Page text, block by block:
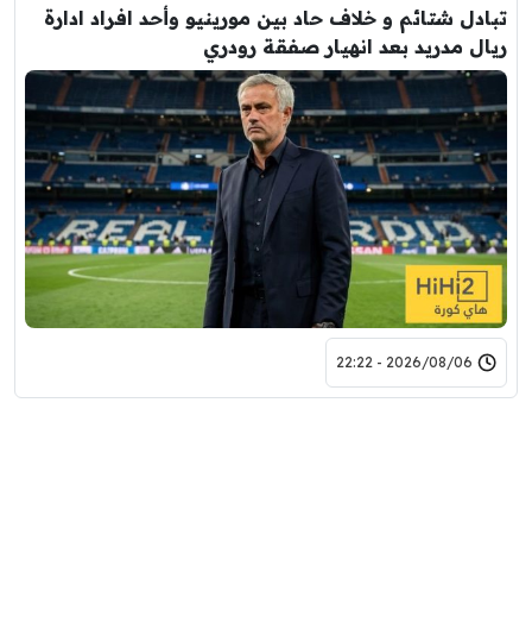
تبادل شتائم و خلاف حاد بين مورينيو وأحد افراد ادارة
ريال مدريد بعد انهيار صفقة رودري
2026/08/06 - 22:22